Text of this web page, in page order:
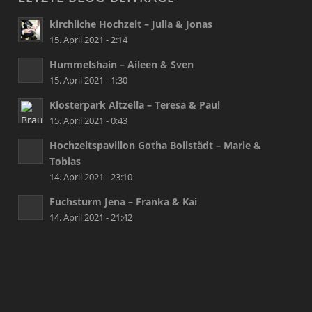
kirchliche Hochzeit – Julia & Jonas
15. April 2021 - 2:14
Hummelshain – Aileen & Sven
15. April 2021 - 1:30
Klosterpark Altzella – Teresa & Paul
15. April 2021 - 0:43
Hochzeitspavillon Gotha Boilstädt – Marie &
Tobias
14. April 2021 - 23:10
Fuchsturm Jena – Franka & Kai
14. April 2021 - 21:42